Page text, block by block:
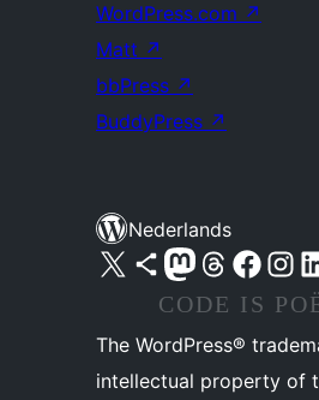
WordPress.com ↗
Matt ↗
bbPress ↗
BuddyPress ↗
Nederlands
Bezoek ons X (voorheen Twitter) account
Bezoek ons Bluesky account
Bezoek ons Mastodon account
Bezoek ons Threads account
Onze Facebook
Bezoek ons
CODE IS
The WordPress®
intellectual property of